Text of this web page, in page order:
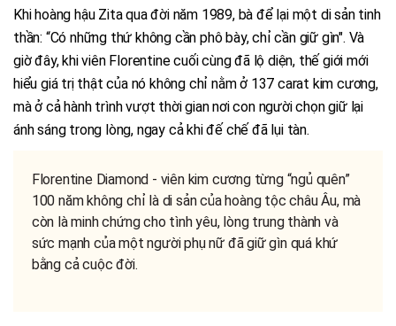
Khi hoàng hậu Zita qua đời năm 1989, bà để lại một di sản tinh
thần: “Có những thứ không cần phô bày, chỉ cần giữ gìn". Và
giờ đây, khi viên Florentine cuối cùng đã lộ diện, thế giới mới
hiểu giá trị thật của nó không chỉ nằm ở 137 carat kim cương,
mà ở cả hành trình vượt thời gian nơi con người chọn giữ lại
ánh sáng trong lòng, ngay cả khi đế chế đã lụi tàn.
Florentine Diamond - viên kim cương từng “ngủ quên”
100 năm không chỉ là di sản của hoàng tộc châu Âu, mà
còn là minh chứng cho tình yêu, lòng trung thành và
sức mạnh của một người phụ nữ đã giữ gìn quá khứ
bằng cả cuộc đời.